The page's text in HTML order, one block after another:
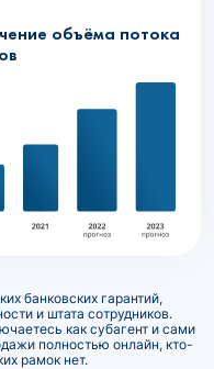
объёма потока
банковских гарантий,
и штата сотрудников.
как субагент и сами
полностью онлайн, кто-
рамок нет.